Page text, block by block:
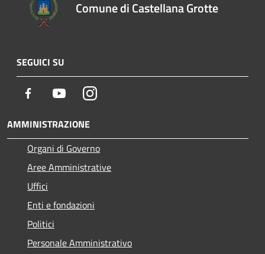
Comune di Castellana Grotte
SEGUICI SU
Facebook YoutubeInstagram
AMMINISTRAZIONE
Organi di Governo
Aree Amministrative
Uffici
Enti e fondazioni
Politici
Personale Amministrativo